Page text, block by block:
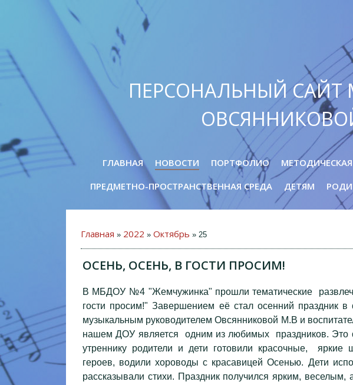
ПЕРСОНАЛЬНЫЙ САЙТ
ГЛАВНАЯ НОВОСТИ ПОРТФОЛИО
ПРЕДМЕТНО-ПРОСТРАНСТВЕННАЯ СРЕДА
ДЕТЯМ
Главная » 2022 » Октябрь » 25
ОСЕНЬ, ОСЕНЬ, В ГОСТИ ПРОСИМ!
В МБДОУ №4 "Жемчужинка" прошли тематические
гости просим!" Завершением её стал осенний праздник
музыкальным руководителем Овсянниковой М.В и
нашем ДОУ является одним из любимых праздников. Это
утреннику родители и дети готовили красочные, яркие
героев, водили хороводы с красавицей Осенью. Дети
рассказывали стихи. Праздник получился ярким,